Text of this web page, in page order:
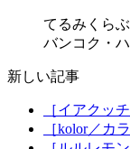
てるみくら
バンコク・
新しい記事
［イアクッ
［kolor／カ